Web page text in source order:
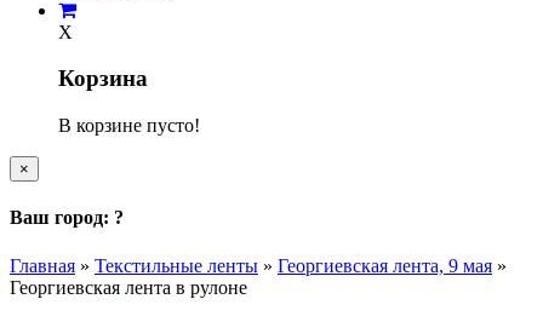
X
Корзина
В корзине пусто!
×
Ваш город: ?
Главная » Текстильные ленты » Георгиевская лента, 9 мая »
Георгиевская лента в рулоне